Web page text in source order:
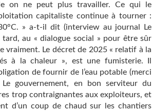
on ne peut plus travailler. Ce qui le
capitaliste continue à tourner :
» a-t-il dit (interview au journal Le
au « dialogue social » pour être sûr
vraiment. Le décret de 2025 « relatif à la
à la chaleur », est une fumisterie. Il
de fournir de l’eau potable (merci
gouvernement, en bon serviteur du
trop contraignantes aux exploiteurs, et
d’un coup de chaud sur les chantiers